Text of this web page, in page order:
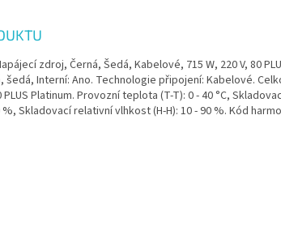
zdroj, Černá, Šedá, Kabelové, 715 W, 220 V, 80
Interní: Ano. Technologie připojení: Kabelové.
PLUS Platinum. Provozní teplota (T-T): 0 - 40 °C,
Skladovací relativní vlhkost (H-H): 10 - 90 %. Kód